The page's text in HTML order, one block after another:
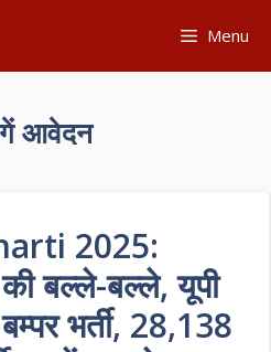
Menu
आवेदन
2025:
बल्ले-बल्ले, यूपी
भर्ती, 28,138